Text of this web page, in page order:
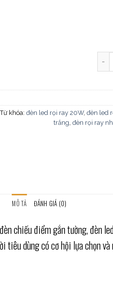
Từ khóa: đèn led rọi ray 20W, đèn led
trắng đèn rọi ray
MÔ TẢ ĐÁNH GIÁ (0)
chiếu điểm gắn tường, đèn
dùng có cơ hội lựa chọn